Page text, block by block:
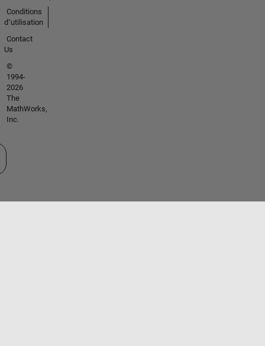
Conditions
d՚utilisation
Contact
Us
©
1994-
2026
The
MathWorks,
Inc.
un site web